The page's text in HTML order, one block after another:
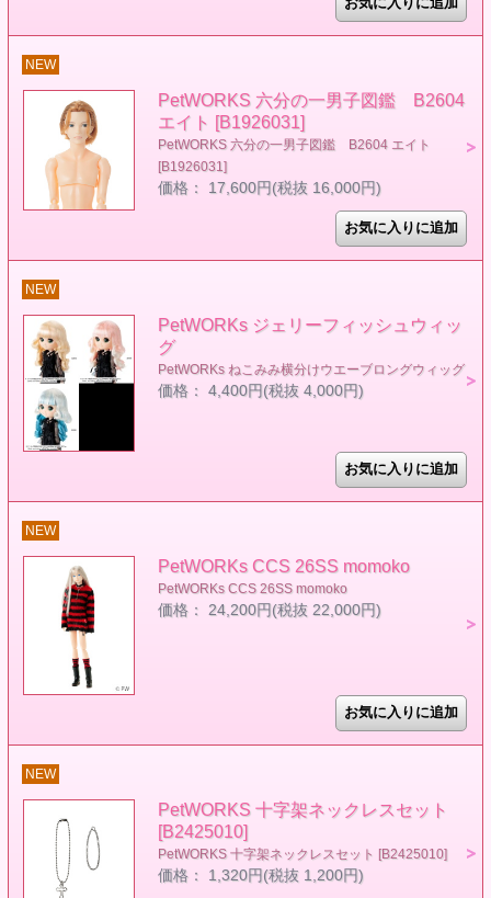
NEW
PetWORKS 六分の一男子図鑑 B2604
エイト [B1926031]
PetWORKS 六分の一男子図鑑 B2604 エイト
[B1926031]
価格： 17,600円(税抜 16,000円)
NEW
PetWORKs ジェリーフィッシュウィッ
グ
PetWORKs ねこみみ横分けウエーブロングウィッグ
価格： 4,400円(税抜 4,000円)
NEW
PetWORKs CCS 26SS momoko
PetWORKs CCS 26SS momoko
価格： 24,200円(税抜 22,000円)
NEW
PetWORKS 十字架ネックレスセット
[B2425010]
PetWORKS 十字架ネックレスセット [B2425010]
価格： 1,320円(税抜 1,200円)